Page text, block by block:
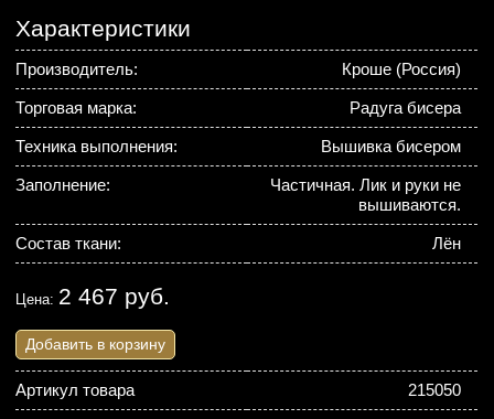
Характеристики
Производитель: Кроше (Россия)
Торговая марка: Радуга бисера
Техника выполнения: Вышивка бисером
Заполнение:
Частичная. Лик и руки не
вышиваются.
Состав ткани: Лён
Цена: 2 467 руб.
Добавить в корзину
Артикул товара 215050